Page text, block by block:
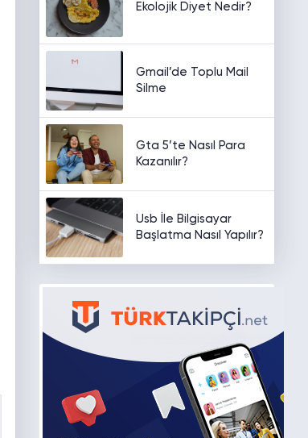
Ekolojik Diyet Nedir?
Gmail’de Toplu Mail
Silme
Gta 5’te Nasıl Para
Kazanılır?
Usb İle Bilgisayar
Başlatma Nasıl Yapılır?